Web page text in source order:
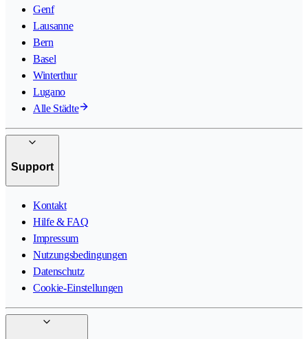
Genf
Lausanne
Bern
Basel
Winterthur
Lugano
Alle Städte
Support
Kontakt
Hilfe & FAQ
Impressum
Nutzungsbedingungen
Datenschutz
Cookie-Einstellungen